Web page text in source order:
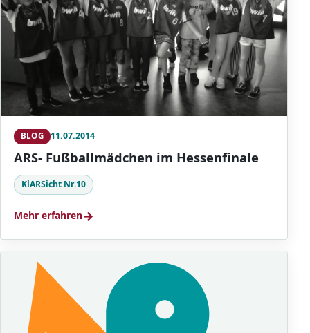
BLOG 11.07.2014
ARS- Fußballmädchen im Hessenfinale
KlARSicht Nr.10
Mehr erfahren→